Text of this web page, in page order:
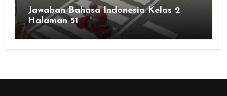
Jawaban Bahasa Indonesia Kelas 2
Halaman 51